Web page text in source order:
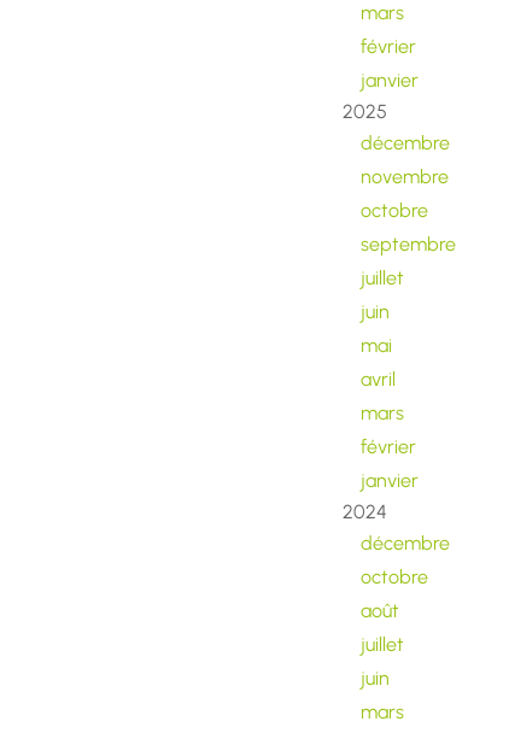
mars
février
janvier
2025
décembre
novembre
octobre
septembre
juillet
juin
mai
avril
mars
février
janvier
2024
décembre
octobre
août
juillet
juin
mars